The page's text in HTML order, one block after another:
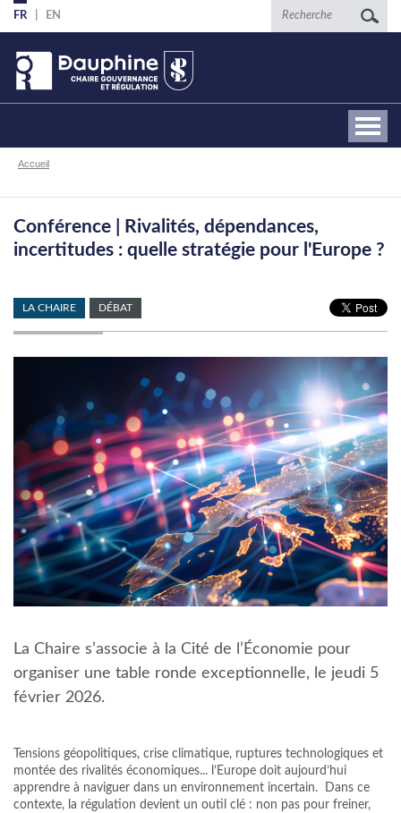
Aller
au
contenu
principal
FR EN Recherche
Fil
Accueil
Conférence | Rivalités, dépendances,
incertitudes : quelle stratégie pour l'Europe ?
LA CHAIRE DÉBAT
La Chaire s’associe à la Cité de l’Économie pour
organiser une table ronde exceptionnelle, le jeudi 5
février 2026.
Tensions géopolitiques, crise climatique, ruptures technologiques et
montée des rivalités économiques... l’Europe doit aujourd’hui
apprendre à naviguer dans un environnement incertain. Dans ce
contexte, la régulation devient un outil clé : non pas pour freiner,